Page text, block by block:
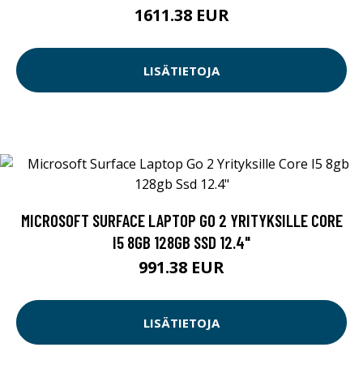
1611.38 EUR
LISÄTIETOJA
MICROSOFT SURFACE LAPTOP GO 2 YRITYKSILLE CORE
I5 8GB 128GB SSD 12.4"
991.38 EUR
LISÄTIETOJA